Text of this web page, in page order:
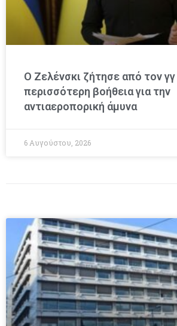
Ο Ζελένσκι ζήτησε από τον
περισσότερη βοήθεια για την
αντιαεροπορική άμυνα
6 Αυγούστου, 2026